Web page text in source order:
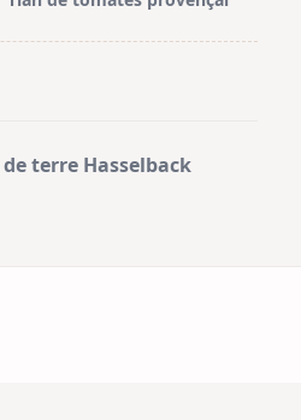
terre Hasselback